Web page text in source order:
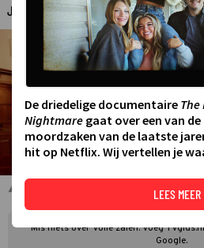
JUDITH REGELING ·28 APRIL 2026 22:00
Harm Edens en Cornald Maas in
Mis niets over Volle zalen. Voeg
Google.
De driedelige documentaire
Nightmare gaat over een van
moordzaken van de laatste
hit op Netflix. Wij vertellen je
LEES MEER